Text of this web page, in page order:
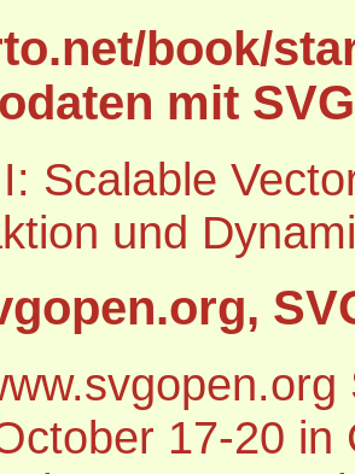
book/
mit
Scalable
und
17-20 in